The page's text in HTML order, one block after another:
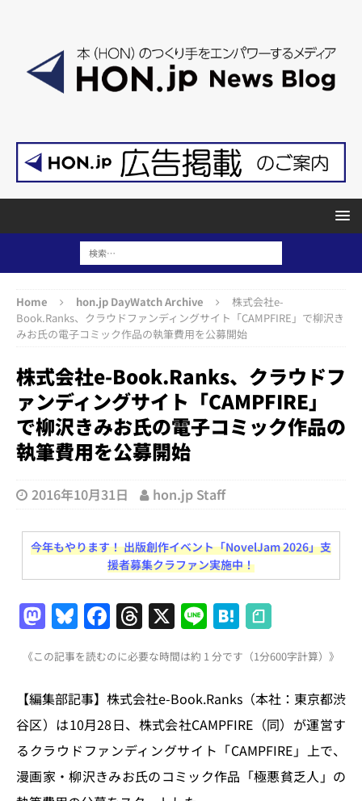
Home hon.jp DayWatch Archive
株式会社e-
Book.Ranks、クラウドファンディングサイト「CAMPFIRE」で柳沢き
みお氏の電子コミック作品の執筆費用を公募開始
株式会社e-Book.Ranks、クラウドフ
ァンディングサイト「CAMPFIRE」
で柳沢きみお氏の電子コミック作品の
執筆費用を公募開始
2016年10月31日 hon.jp Staff
今年もやります！ 出版創作イベント「NovelJam 2026」支
援者募集クラファン実施中！
M
a
st
o
d
o
n
Bl
u
e
s
k
y
F
a
c
e
b
o
o
T
h
re
a
d
s
X Li
n
e
H
at
e
n
a
《この記事を読むのに必要な時間は約 1 分です（1分600字計算）》
【編集部記事】株式会社e-Book.Ranks（本社：東京都渋
谷区）は10月28日、株式会社CAMPFIRE（同）が運営す
るクラウドファンディングサイト「CAMPFIRE」上で、
漫画家・柳沢きみお氏のコミック作品「極悪貧乏人」の